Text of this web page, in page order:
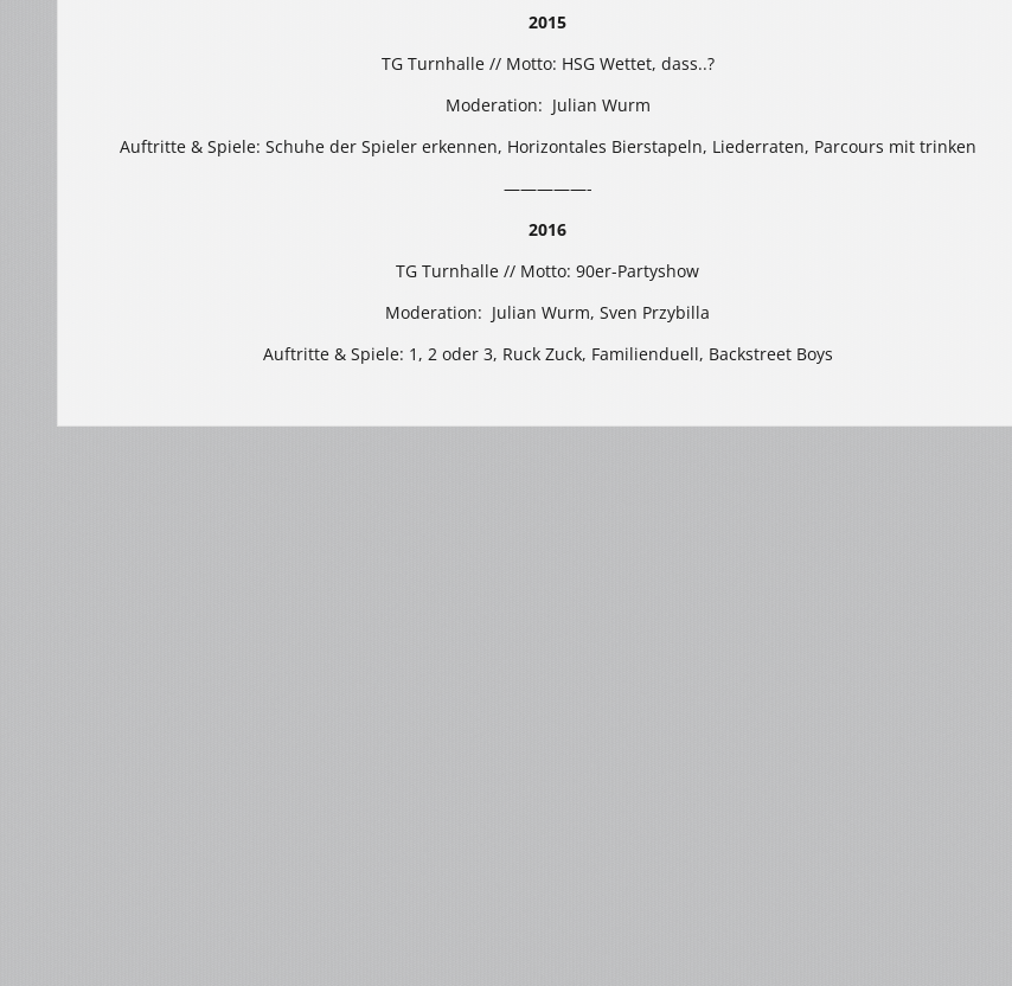
2015
TG Turnhalle // Motto: HSG Wettet, dass..?
Moderation: Julian Wurm
Auftritte & Spiele: Schuhe der Spieler erkennen, Horizontales Bierstapeln, Liederraten, Parcours mit trinken
—————-
2016
TG Turnhalle // Motto: 90er-Partyshow
Moderation: Julian Wurm, Sven Przybilla
Auftritte & Spiele: 1, 2 oder 3, Ruck Zuck, Familienduell, Backstreet Boys